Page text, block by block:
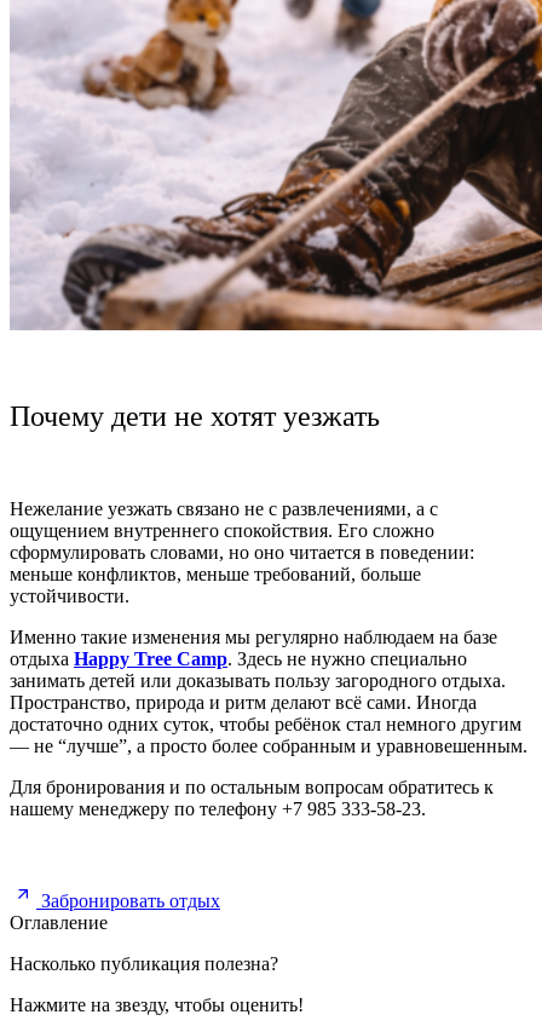
Почему дети не хотят уезжать
Нежелание уезжать связано не с развлечениями, а с
ощущением внутреннего спокойствия. Его сложно
сформулировать словами, но оно читается в поведении:
меньше конфликтов, меньше требований, больше
устойчивости.
Именно такие изменения мы регулярно наблюдаем на базе
отдыха Happy Tree Camp. Здесь не нужно специально
занимать детей или доказывать пользу загородного отдыха.
Пространство, природа и ритм делают всё сами. Иногда
достаточно одних суток, чтобы ребёнок стал немного другим
— не “лучше”, а просто более собранным и уравновешенным.
Для бронирования и по остальным вопросам обратитесь к
нашему менеджеру по телефону +7 985 333-58-23.
Забронировать отдых
Оглавление
Насколько публикация полезна?
Нажмите на звезду, чтобы оценить!